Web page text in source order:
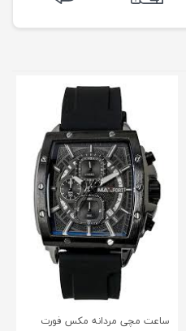
ساعت مچی مردانه مکس فورت